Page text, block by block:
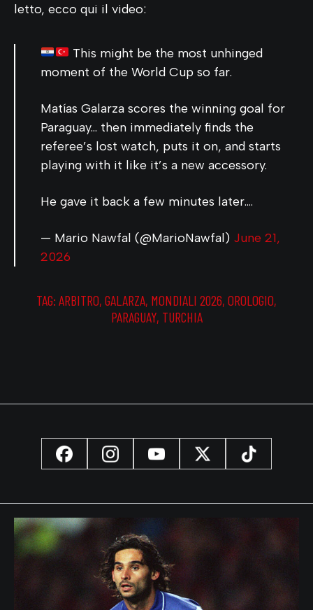
letto, ecco qui il video:
This might be the most unhinged
moment of the World Cup so far.
Matías Galarza scores the winning goal for
Paraguay… then immediately finds the
referee’s lost watch, puts it on, and starts
playing with it like it’s a new accessory.
He gave it back a few minutes later.…
— Mario Nawfal (@MarioNawfal) June 21,
2026
TAG: ARBITRO, GALARZA, MONDIALI 2026, OROLOGIO,
PARAGUAY, TURCHIA